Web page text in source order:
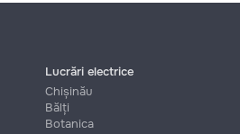
Lucrări electrice
Chișinău
Bălți
Botanica